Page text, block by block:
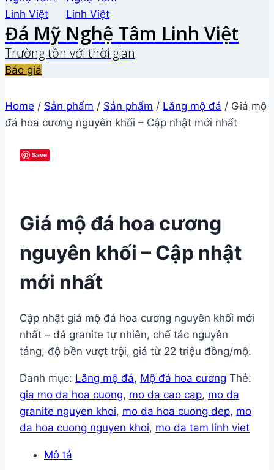
Đá Mỹ Nghệ Tâm Linh Việt
Trường tồn với thời gian
Báo giá
Home / Sản phẩm / Sản phẩm / Lăng mộ đá / Giá mộ
đá hoa cương nguyên khối – Cập nhật mới nhất
Save
Giá mộ đá hoa cương
nguyên khối – Cập nhật
mới nhất
Cập nhật giá mộ đá hoa cương nguyên khối mới
nhất – đá granite tự nhiên, chế tác nguyên
tảng, độ bền vượt trội, giá từ 22 triệu đồng/mộ.
Danh mục: Lăng mộ đá, Mộ đá hoa cương Thẻ:
gia mo da hoa cuong, mo da cao cap, mo da
granite nguyen khoi, mo da hoa cuong dep, mo
da hoa cuong nguyen khoi, mo da tam linh viet
Mô tả